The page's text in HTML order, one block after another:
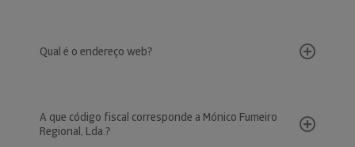
Qual é o endereço web?
A que código fiscal corresponde a Mónico Fumeiro
Regional, Lda.?